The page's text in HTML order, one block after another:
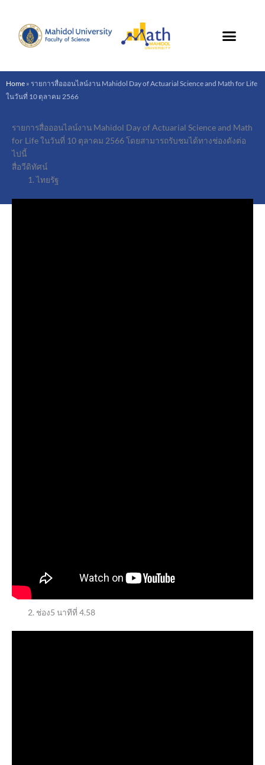
content
Home » รายการสื่อออนไลน์งาน Mahidol Day of Actuarial Science and Math for Life
ในวันที่ 10 ตุลาคม 2566
รายการสื่อออนไลน์งาน Mahidol Day of Actuarial Science and Math
for Life ในวันที่ 10 ตุลาคม 2566 โดยสามารถรับชมได้ทางช่องดังต่อ
ไปนี้
สื่อวีดิทัศน์
ไทยรัฐ
ช่อง5 นาทีที่ 4.58